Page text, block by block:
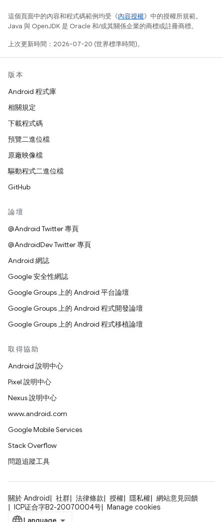
這個頁面中的內容和程式碼範例均受《內容授權》中的授權所規範。
Java 與 OpenJDK 是 Oracle 和/或其關係企業的商標或註冊商標。
上次更新時間：2026-07-20 (世界標準時間)。
版本
Android 程式庫
相關規定
下載程式碼
預覽二進位檔
原廠映像檔
驅動程式二進位檔
GitHub
論壇
@Android Twitter 專頁
@AndroidDev Twitter 專頁
Android 網誌
Google 安全性網誌
Google Groups 上的 Android 平台論壇
Google Groups 上的 Android 程式開發論壇
Google Groups 上的 Android 程式移植論壇
取得協助
Android 說明中心
Pixel 說明中心
Nexus 說明中心
www.android.com
Google Mobile Services
Stack Overflow
問題追蹤工具
關於 Android 社群 法律條款 授權 隱私權
網站意見回饋
ICP证合字B2-20070004号
Manage cookies